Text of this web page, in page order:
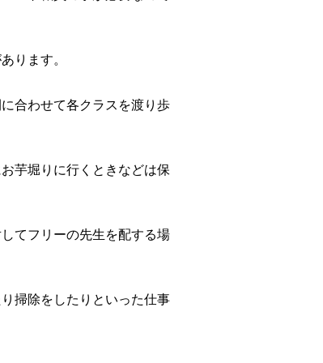
ります。
合わせて各クラスを渡り歩
芋堀りに行くときなどは保
てフリーの先生を配する場
掃除をしたりといった仕事